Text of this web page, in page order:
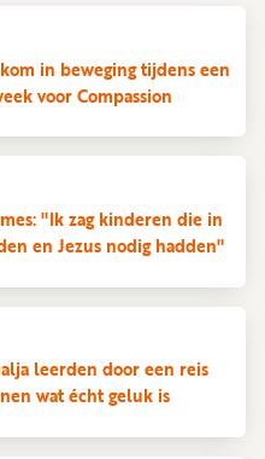
in beweging tijdens een
voor Compassion
"Ik zag kinderen die in
en Jezus nodig hadden"
leerden door een reis
wat écht geluk is